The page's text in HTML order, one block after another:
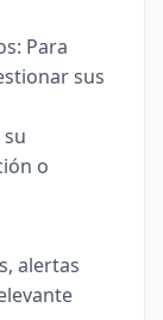
Para
sus
o
alertas